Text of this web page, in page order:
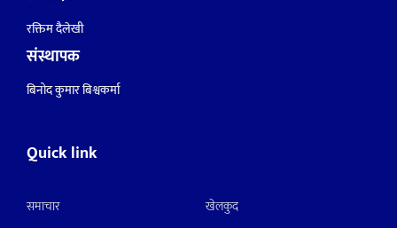
रक्तिम दैलेखी
संस्थापक
बिनोद कुमार बिश्वकर्मा
Quick link
समाचार
खेलकुद